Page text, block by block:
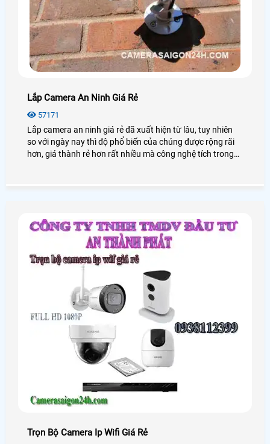
Lắp Camera An Ninh Giá Rẻ
57171
Lắp camera an ninh giá rẻ đã xuất hiện từ lâu, tuy nhiên
so với ngày nay thì độ phổ biến của chúng được rộng rãi
hơn, giá thành rẻ hơn rất nhiều mà công nghệ tích trong
Trọn Bộ Camera Ip Wifi Giá Rẻ